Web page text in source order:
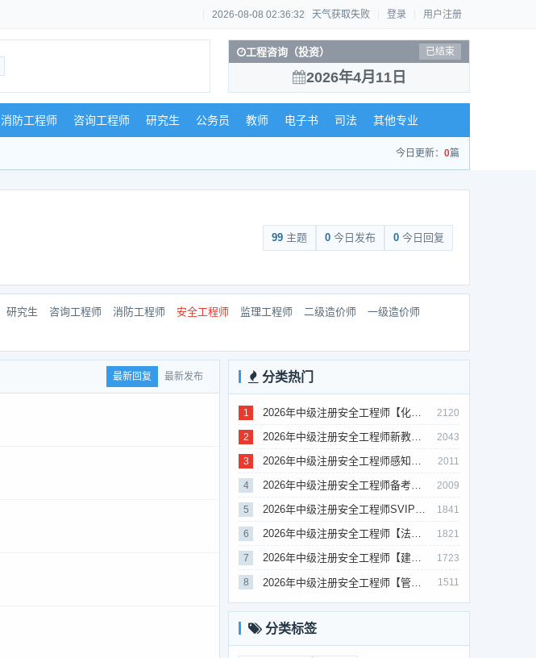
2026-08-08 02:36:32 天气获取失败 登录 用户注册
工程咨询（投资） 已结束
2026年4月11日
消防工程师 咨询工程师 研究生 公务员 教师 电子书 司法 其他专业
今日更新： 0篇
99 主题 0 今日发布 0 今日回复
研究生 咨询工程师 消防工程师 安全工程师 监理工程师 二级造价师
一级造价师
最新回复 最新发布 分类热门
1 2026年中级注册安全工程师【化工】VIP课程 2120
2 2026年中级注册安全工程师新教材对比+考试大纲PDF 2043
3 2026年中级注册安全工程师感知境界各大机构课程 2011
4 2026年中级注册安全工程师备考必备！安全生产新规范合集（含2025新国标） 2009
5 2026年中级注册安全工程师SVIP视频课程 1841
6 2026年中级注册安全工程师【法规】VIP课程 1821
7 2026年中级注册安全工程师【建筑】【VIP基础同步班】 1723
8 1511
分类标签